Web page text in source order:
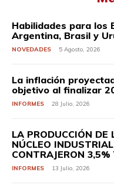
Habilidades para los
Argentina, Brasil y
NOVEDADES 5 Agosto, 2026
La inflación
objetivo al finalizar
INFORMES 28 Julio, 2026
LA PRODUCCIÓN DE
NÚCLEO
CONTRAJERON 3,5%
INFORMES 13 Julio, 2026